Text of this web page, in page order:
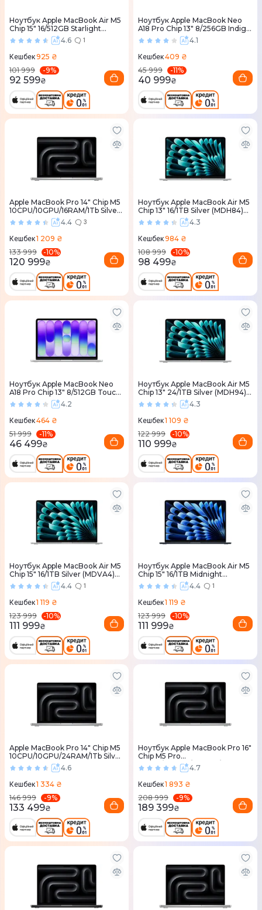
Ноутбук Apple MacBook Air M5
Chip 15" 16/512GB Starlight
(MDVD4) 20264.6 1
Кешбек925 ₴
101 999
-9%
92 599₴
Ноутбук Apple MacBook Neo
A18 Pro Chip 13" 8/256GB Indigo
(MHFF4) 2026 4.1
Кешбек409 ₴
45 999
-11%
40 999₴
Apple MacBook Pro 14" Chip M5
10CPU/10GPU/16RAM/1Tb Silver
(MDE54) 20254.4 3
Кешбек1 209 ₴
133 999
-10%
120 999₴
Ноутбук Apple MacBook Air M5
Chip 13" 16/1TB Silver (MDH84)
2026
4.3
Кешбек984 ₴
108 999
-10%
98 499₴
Ноутбук Apple MacBook Neo
A18 Pro Chip 13" 8/512GB Touch
ID Silver (MHFC4) 2026
4.2
Кешбек464 ₴
51 999
-11%
46 499₴
Ноутбук Apple MacBook Air M5
Chip 13" 24/1TB Silver (MDH94)
2026
4.3
Кешбек1 109 ₴
122 999
-10%
110 999₴
Ноутбук Apple MacBook Air M5
Chip 15" 16/1TB Silver (MDVA4)
2026
4.4 1
Кешбек1 119 ₴
123 999
-10%
111 999₴
Ноутбук Apple MacBook Air M5
Chip 15" 16/1TB Midnight
(MDVK4) 20264.4 1
Кешбек1 119 ₴
123 999
-10%
111 999₴
Apple MacBook Pro 14" Chip M5
10CPU/10GPU/24RAM/1Tb Silver
(MDE64) 20254.6
Кешбек1 334 ₴
146 999
-9%
133 499₴
Ноутбук Apple MacBook Pro 16"
Chip M5 Pro
18CPU/20GPU/24RAM/1TB
Silver (MGE44) 2026
4.7
Кешбек1 893 ₴
208 999
-9%
189 399₴